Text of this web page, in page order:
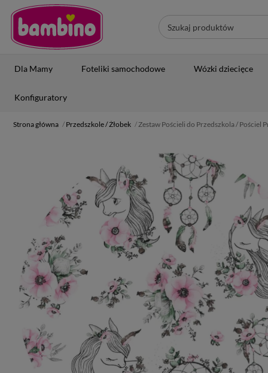
Dla Mamy Foteliki samochodowe Wózki dziecięce
Konfiguratory
Strona główna Przedszkole / Żłobek Zestaw Pościeli do Przedszkola / Pościel